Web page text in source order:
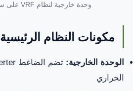
وحدة خارجية لنظام VRF على سطح مبنى تجاري
مكونات النظام الرئيسية
الوحدة الخارجية:
الحراري